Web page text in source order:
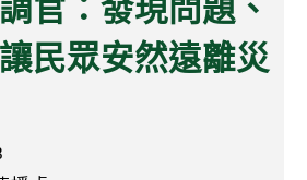
官：發現問題、
民眾安然遠離災